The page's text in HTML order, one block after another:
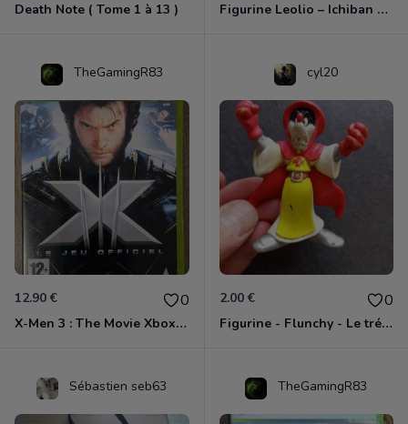
Death Note ( Tome 1 à 13 ) Figurine Leolio – Ichiban Kuji Hunter x Hunter
TheGamingR83
12.90 € 0
X-Men 3 : The Movie Xbox 360
cyl20
2.00 € 0
Figurine - Flunchy - Le trésor des templiers
Sébastien seb63 TheGamingR83